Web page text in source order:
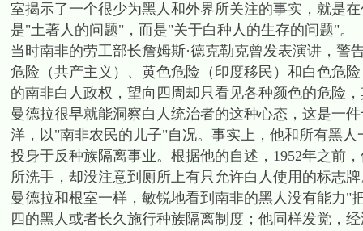
室揭示了一个很少为黑人和外界所关注的事实，就是
是"土著人的问题"，而是"关于白种人的生存的问题"。
当时南非的劳工部长詹姆斯·德克勒克曾发表演讲，
危险（共产主义）、黄色危险（印度移民）和白色危
的南非白人政权，望向四周却只看见各种颜色的危险
曼德拉很早就能洞察白人统治者的这种心态，这是一
洋，以"南非农民的儿子"自况。事实上，他和所有黑
投身于反种族隔离事业。根据他的自述，1952年之前
所洗手，却没注意到厕所上有只允许白人使用的标志
曼德拉和根室一样，敏锐地看到南非的黑人没有能力
四的黑人或者长久施行种族隔离制度；他同样发觉，